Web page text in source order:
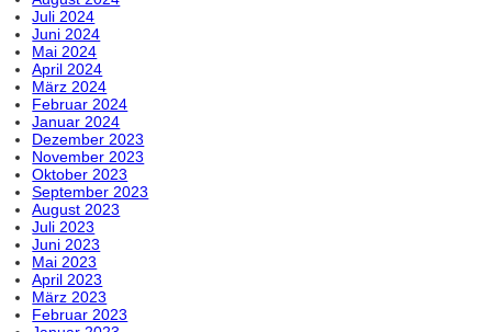
Juli 2024
Juni 2024
Mai 2024
April 2024
März 2024
Februar 2024
Januar 2024
Dezember 2023
November 2023
Oktober 2023
September 2023
August 2023
Juli 2023
Juni 2023
Mai 2023
April 2023
März 2023
Februar 2023